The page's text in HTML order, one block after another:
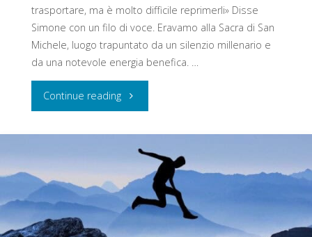
trasportare, ma è molto difficile reprimerli» Disse
Simone con un filo di voce. Eravamo alla Sacra di San
Michele, luogo trapuntato da un silenzio millenario e
da una notevole energia benefica. …
Continue reading"Non
Tuoi
Meccanismi